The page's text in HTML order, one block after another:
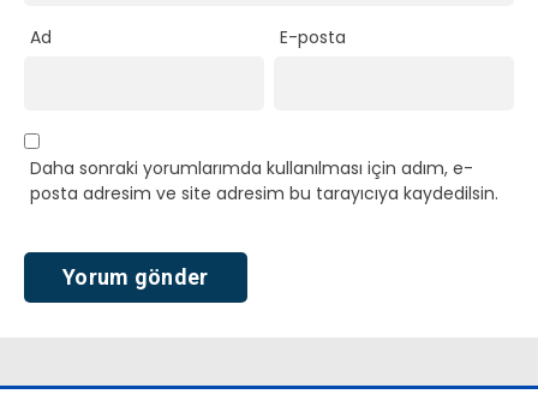
Ad E-posta
Daha sonraki yorumlarımda kullanılması için adım, e-
posta adresim ve site adresim bu tarayıcıya kaydedilsin.